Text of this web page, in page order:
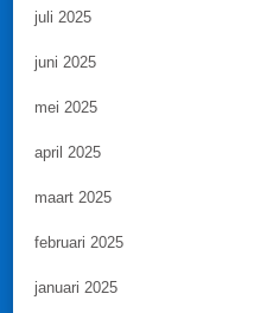
juli 2025
juni 2025
mei 2025
april 2025
maart 2025
februari 2025
januari 2025